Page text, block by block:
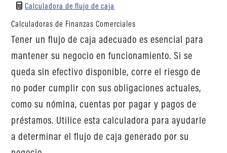
Calculadora de flujo de caja
Calculadoras de Finanzas Comerciales
Tener un flujo de caja adecuado es esencial para
mantener su negocio en funcionamiento. Si se
queda sin efectivo disponible, corre el riesgo de
no poder cumplir con sus obligaciones actuales,
como su nómina, cuentas por pagar y pagos de
préstamos. Utilice esta calculadora para ayudarle
a determinar el flujo de caja generado por su